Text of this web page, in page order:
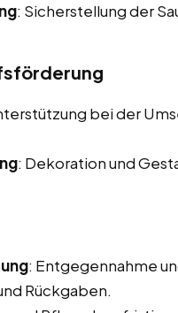
: Sicherstellung der
bei der
: Dekoration und
: Entgegennahme
Rückgaben.